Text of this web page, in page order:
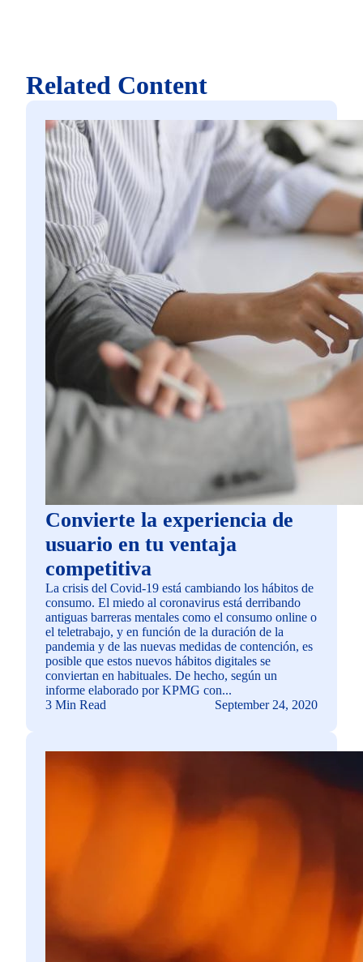
Related Content
Convierte la experiencia de
usuario en tu ventaja
competitiva
La crisis del Covid-19 está cambiando los hábitos de
consumo. El miedo al coronavirus está derribando
antiguas barreras mentales como el consumo online o
el teletrabajo, y en función de la duración de la
pandemia y de las nuevas medidas de contención, es
posible que estos nuevos hábitos digitales se
conviertan en habituales. De hecho, según un
informe elaborado por KPMG con...
3 Min Read
September 24, 2020